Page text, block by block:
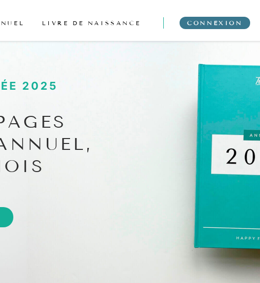
LIVRE DE NAISSANCE CONNEXION
2025